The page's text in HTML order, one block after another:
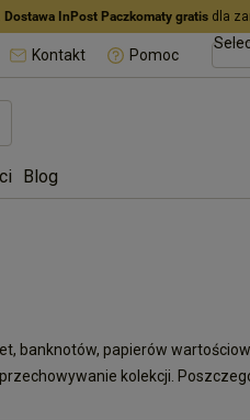
Dostawa InPost Paczkomaty gratis dla
Kontakt Pomoc
Blog
banknotów, papierów
kolekcji.